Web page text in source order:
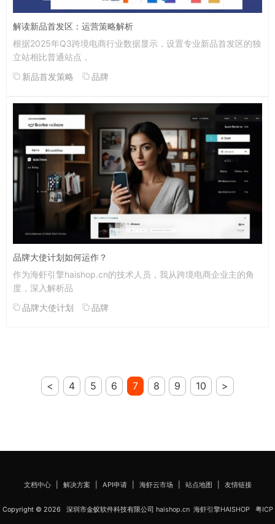
解读新品首发区：运营策略解析
根据2025年Q3跨境电商行业数据显示，设置专业新品首发区的独
立站相比普通站点，
新品首发策略
品牌
品牌大使计划如何运作？
作为海虾引擎haishop.cn的技术人员，我从跨境电商企业主的角
度，深入解析品
品牌大使计划
品牌
< 4 5 6 7 8 9 10 >
文档中心| 解决方案 API申请| 海虾云市场| 站点地图 友情链接
Copyright © 2026 深圳市金蚁软件科技有限公司 haishop.cn 海虾引擎HAISHOP 粤ICP